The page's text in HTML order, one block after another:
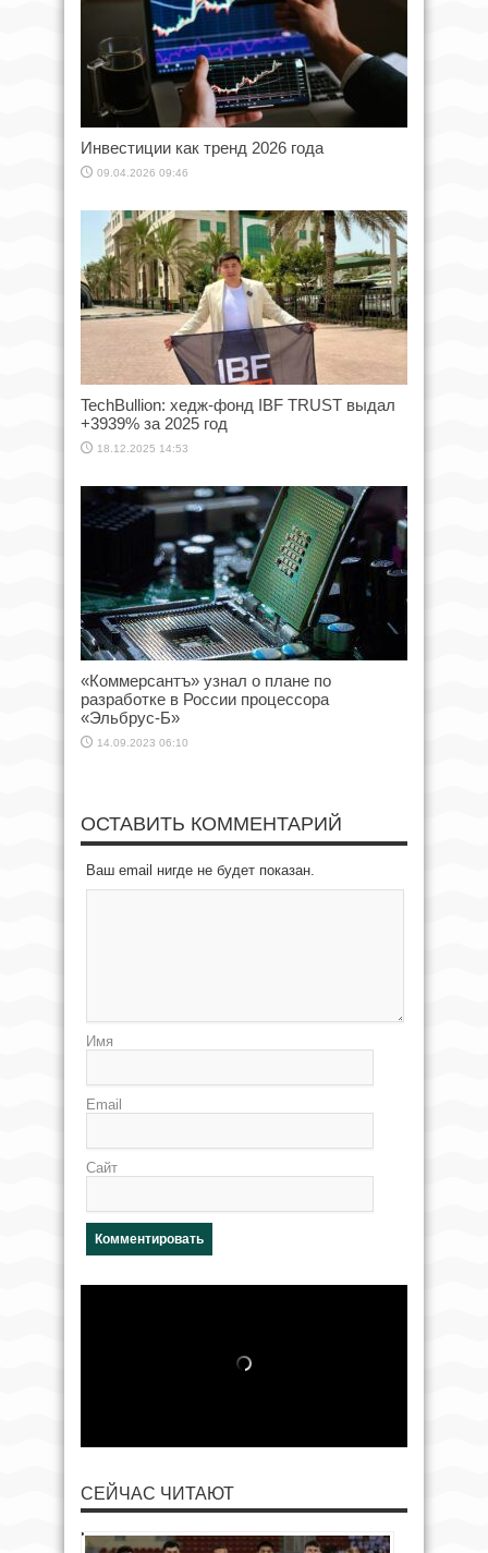
Инвестиции как тренд 2026 года
09.04.2026 09:46
TechBullion: xедж-фонд IBF TRUST выдал
+3939% за 2025 год
18.12.2025 14:53
«Коммерсантъ» узнал о плане по
разработке в России процессора
«Эльбрус-Б»
14.09.2023 06:10
ОСТАВИТЬ КОММЕНТАРИЙ
Ваш email нигде не будет показан.
Имя
Email
Сайт
СЕЙЧАС ЧИТАЮТ